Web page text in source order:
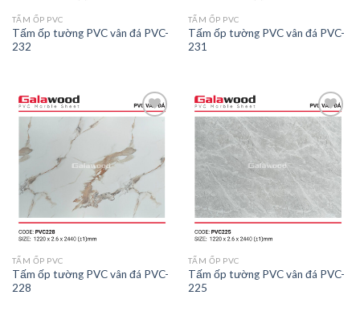
TẤM ỐP PVC
Tấm ốp tường PVC vân đá PVC-
232
TẤM ỐP PVC
Tấm ốp tường PVC vân đá PVC-
231
Add to
wishlist
TẤM ỐP PVC
Tấm ốp tường PVC vân đá PVC-
228
Add to
wishlist
TẤM ỐP PVC
Tấm ốp tường PVC vân đá PVC-
225